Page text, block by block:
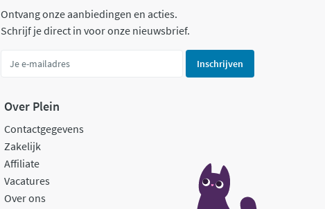
Ontvang onze aanbiedingen en acties.
Schrijf je direct in voor onze nieuwsbrief.
Inschrijven
Over Plein
Contactgegevens
Zakelijk
Affiliate
Vacatures
Over ons